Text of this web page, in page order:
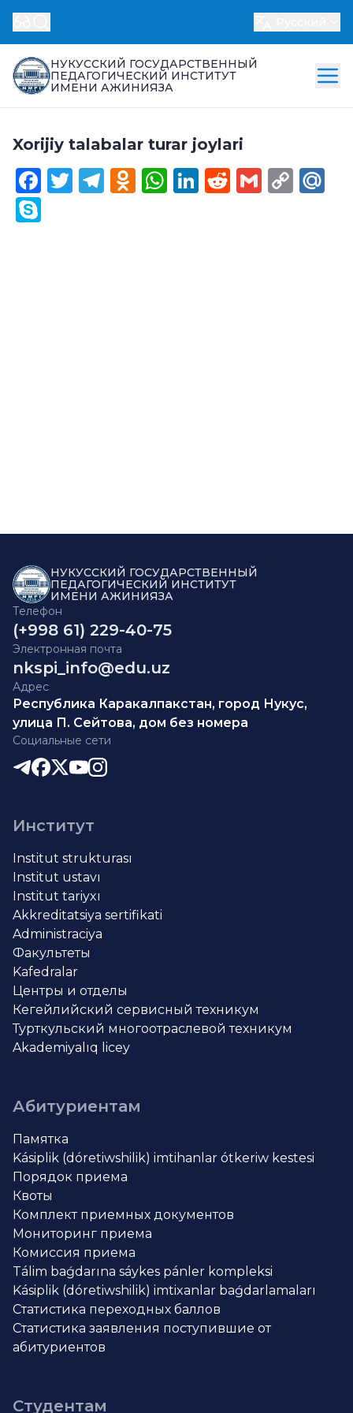
НУКУССКИЙ ГОСУДАРСТВЕННЫЙ
ПЕДАГОГИЧЕСКИЙ ИНСТИТУТ
ИМЕНИ АЖИНИЯЗА
Xorijiy talabalar turar joylari
Facebook
Twitter
Telegram
Odnoklassniki
WhatsApp
LinkedIn
Reddit
Gmail
НУКУССКИЙ ГОСУДАРСТВЕННЫЙ
ПЕДАГОГИЧЕСКИЙ ИНСТИТУТ
ИМЕНИ АЖИНИЯЗА
Телефон
(+998 61) 229-40-75
Электронная почта
nkspi_info@edu.uz
Адрес
Республика Каракалпакстан, город Нукус,
улица П. Сейтова, дом без номера
Социальные сети
Институт
Institut strukturası
Institut ustavı
Institut tariyxı
Akkreditatsiya sertifikati
Administraciya
Факультеты
Kafedralar
Центры и отделы
Кегейлийский сервисный техникум
Турткульский многоотраслевой техникум
Akademiyalıq licey
Абитуриентам
Памятка
Kásiplik (dóretiwshilik) imtihanlar ótkeriw kestesi
Порядок приема
Квоты
Комплект приемных документов
Мониторинг приема
Комиссия приема
Tálim baǵdarına sáykes pánler kompleksi
Kásiplik (dóretiwshilik) imtixanlar baǵdarlamaları
Статистика переходных баллов
Статистика заявления поступившие от
абитуриентов
Студентам